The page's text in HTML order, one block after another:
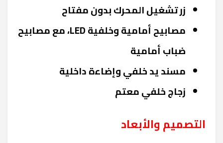
زر تشغيل المحرك بدون مفتاح
مصابيح أمامية وخلفية LED، مع مصابيح
ضباب أمامية
مسند يد خلفي وإضاءة داخلية
زجاج خلفي معتم
التصميم والأبعاد